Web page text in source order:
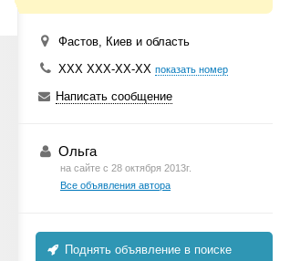
Фастов, Киев и область
ХХХ ХХХ-ХХ-ХХ показать номер
Написать сообщение
Ольга
на сайте с 28 октября 2013г.
Все объявления автора
Поднять объявление в поиске